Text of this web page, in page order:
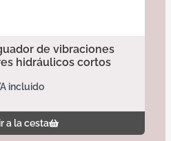
de vibraciones
hidráulicos cortos
incluido
a la cesta